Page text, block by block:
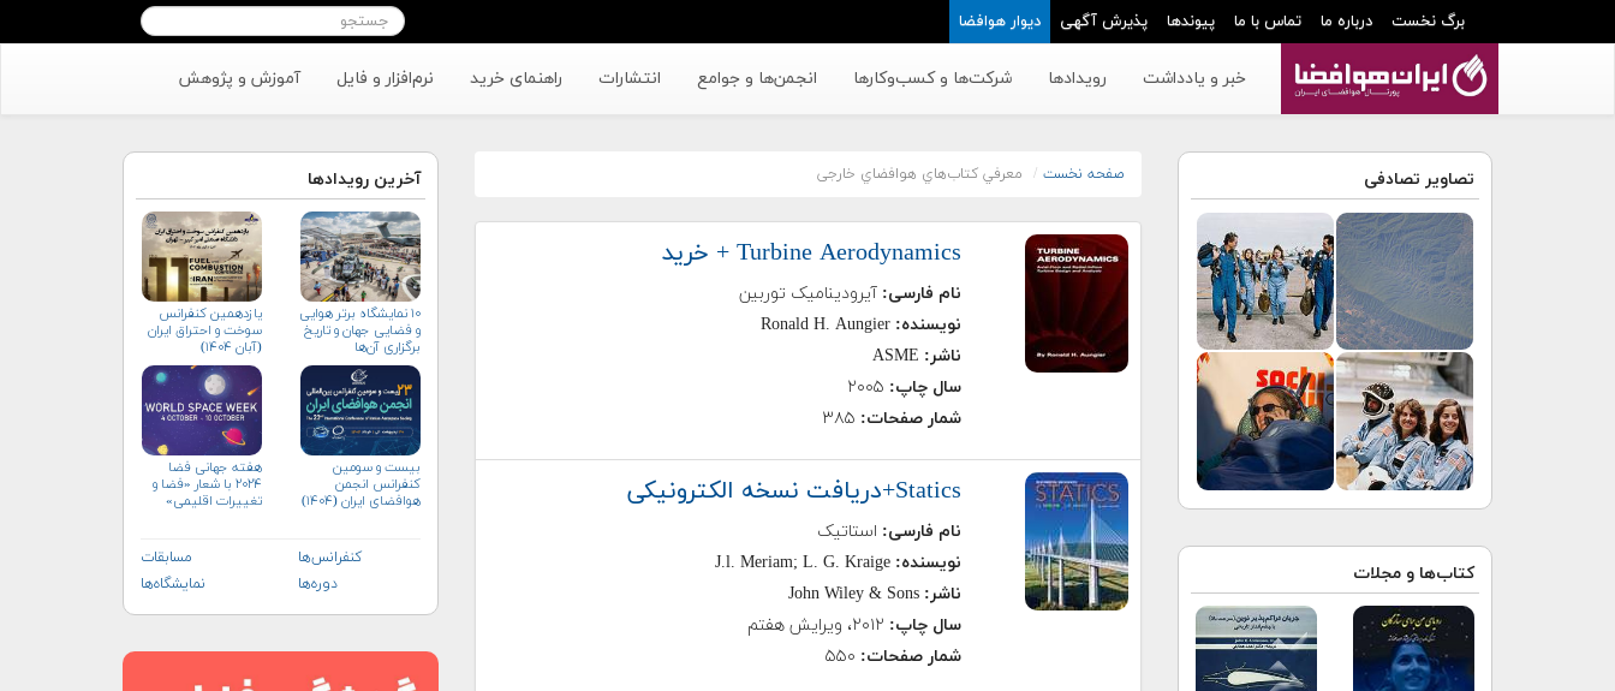
برگ نخست درباره ما تماس با ما پیوندها پذیرش آگهی دیوار هوافضا
خبر و یادداشت رویدادها شرکت‌ها و کسب‌وکار‌ها انجمن‌ها و جوامع انتشارات راهنمای خرید نرم‌افزار و فایل آموزش و پژوهش
تصاویر تصادفی
کتاب‌ها و مجلات
صفحه نخست معرفي کتاب‌هاي هوافضاي خارجی
Turbine Aerodynamics + خرید
نام فارسی: آیرودینامیک توربین
نویسنده: Ronald H. Aungier
ناشر: ASME
سال چاپ: ۲۰۰۵
شمار صفحات: ۳۸۵
Statics+دریافت نسخه الکترونیکی
نام فارسی: استاتیک
نویسنده: J.l. Meriam; L. G. Kraige
ناشر: John Wiley & Sons
سال چاپ: ۲۰۱۲، ویرایش هفتم
شمار صفحات: ۵۵۰
آخرین رویدادها
۱۰ نمایشگاه برتر هوایی
و فضایی جهان و تاریخ
برگزاری آن‌ها
یازدهمین کنفرانس
سوخت و احتراق ایران
(آبان‌ ۱۴۰۴)
بیست و سومین
کنفرانس انجمن
هوافضای ايران (۱۴۰۴)
هفته جهانی فضا
۲۰۲۴ با شعار «فضا و
تغییرات اقلیمی»
کنفرانس‌ها
مسابقات
دوره‌ها
نمایشگاه‌ها